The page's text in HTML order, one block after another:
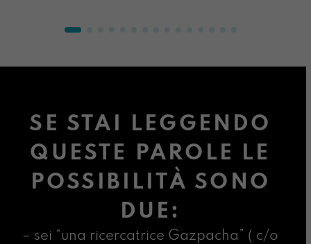
SE STAI LEGGENDO
QUESTE PAROLE LE
POSSIBILITÀ SONO
DUE:
– sei “una ricercatrice Gazpacha” ( c/o